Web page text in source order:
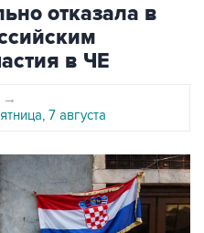
отказала в
в ЧЕ
→
7 августа